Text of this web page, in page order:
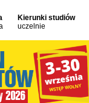
Kierunki studiów
uczelnie